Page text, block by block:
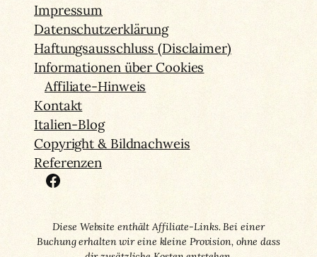
Impressum
Datenschutzerklärung
Haftungsausschluss (Disclaimer)
Informationen über Cookies
Affiliate-Hinweis
Kontakt
Italien-Blog
Copyright & Bildnachweis
Referenzen
Facebook
Diese Website enthält Affiliate-Links. Bei einer
Buchung erhalten wir eine kleine Provision, ohne dass